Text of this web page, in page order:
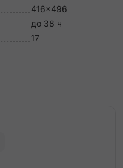
416x496
до 38 ч
17